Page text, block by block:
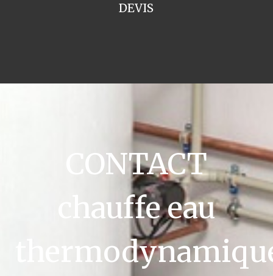
DEVIS
CONTACT
chauffe eau